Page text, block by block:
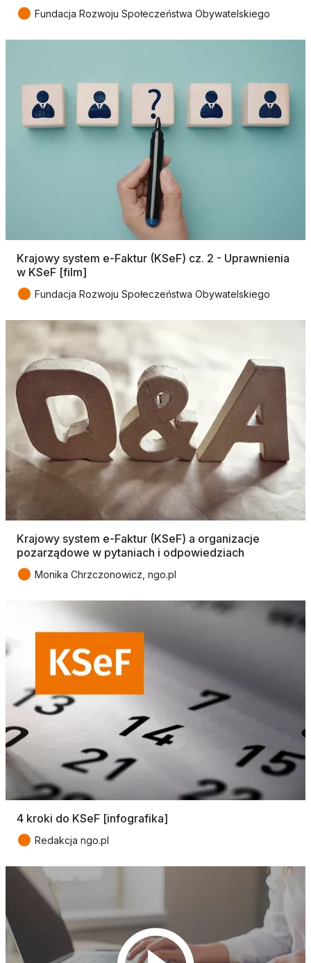
● Fundacja Rozwoju Społeczeństwa Obywatelskiego
Krajowy system e-Faktur (KSeF) cz. 2 - Uprawnienia
w KSeF [film]
● Fundacja Rozwoju Społeczeństwa Obywatelskiego
Krajowy system e-Faktur (KSeF) a organizacje
pozarządowe w pytaniach i odpowiedziach
● Monika Chrzczonowicz, ngo.pl
4 kroki do KSeF [infografika]
● Redakcja ngo.pl